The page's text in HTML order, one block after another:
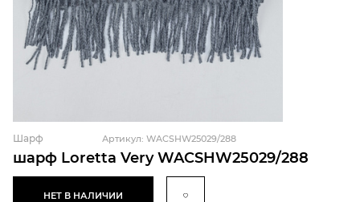
шарф Loretta Very WACSHW25029/288
Шарф Артикул: WACSHW25029/288
НЕТ В НАЛИЧИИ